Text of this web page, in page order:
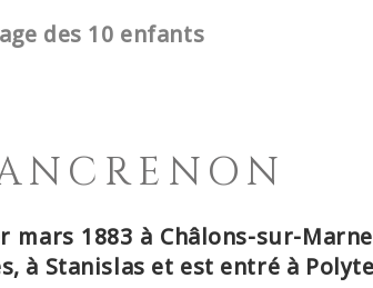
des 10 enfants
mars 1883 à Châlons-sur-Marne
à Stanislas et est entré à